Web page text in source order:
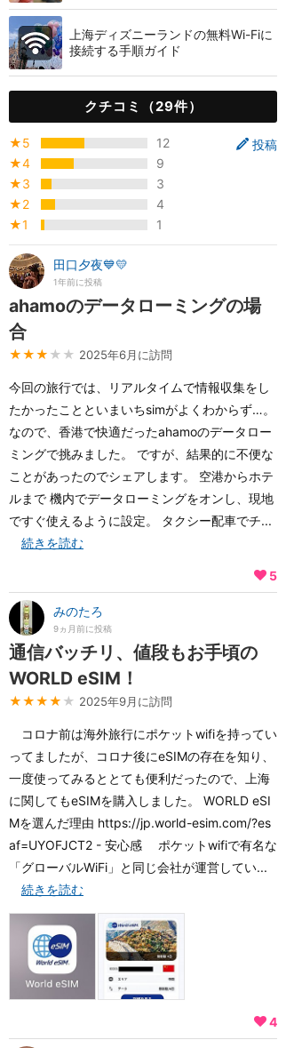
上海ディズニーランドの無料Wi-Fiに
接続する手順ガイド
クチコミ（29件）
投稿
★5
12
★4
9
★3
3
★2
4
★1
1
田口夕夜💙💛
1年前に投稿
ahamoのデータローミングの場
合
★★★ ★★ 2025年6月に訪問
今回の旅行では、リアルタイムで情報収集をし
たかったことといまいちsimがよくわからず…。
なので、香港で快適だったahamoのデータロー
ミングで挑みました。 ですが、結果的に不便な
ことがあったのでシェアします。 空港からホテ
ルまで 機内でデータローミングをオンし、現地
ですぐ使えるように設定。 タクシー配車でチ...
続きを読む
5
みのたろ
9ヵ月前に投稿
通信バッチリ、値段もお手頃の
WORLD eSIM！
★★★★ ★ 2025年9月に訪問
コロナ前は海外旅行にポケットwifiを持ってい
ってましたが、コロナ後にeSIMの存在を知り、
一度使ってみるととても便利だったので、上海
に関してもeSIMを購入しました。 WORLD eSI
Mを選んだ理由 https://jp.world-esim.com/?es
af=UYOFJCT2 - 安心感 ポケットwifiで有名な
「グローバルWiFi」と同じ会社が運営してい...
続きを読む
4